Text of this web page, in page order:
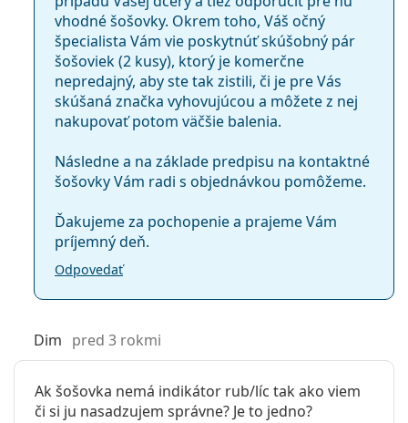
nosia kontaktné šošovky len príležitostne, napríklad
pri športe, na cestách alebo pri zvláštnych
príležitostiach.
Často kladené otázky o kontaktných
DAILIES Total 1?
Čo sa stane, keď nosíte jednodenné kontaktné
šošovky dlhšie ako jeden deň?
Môžete spať s kontaktnými šošovkami DAILIES
Kontaktné šošovky
Sférické a asférické šošovky
vhodné šošovky. Okrem toho, Váš očný
špecialista Vám vie poskytnúť skúšobný pár
šošoviek (2 kusy), ktorý je komerčne
nepredajný, aby ste tak zistili, či je pre Vás
skúšaná značka vyhovujúcou a môžete z nej
nakupovať potom väčšie balenia.
Následne a na základe predpisu na kontaktné
šošovky Vám radi s objednávkou pomôžeme.
Ďakujeme za pochopenie a prajeme Vám
príjemný deň.
Odpovedať
Dim pred 3 rokmi
Ak šošovka nemá indikátor rub/líc tak ako viem
či si ju nasadzujem správne? Je to jedno?